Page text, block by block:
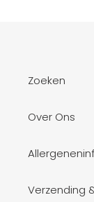
Zoeken
Over Ons
Verzending